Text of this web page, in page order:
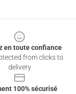
en toute confiance
from clicks to
delivery
100% sécurisé